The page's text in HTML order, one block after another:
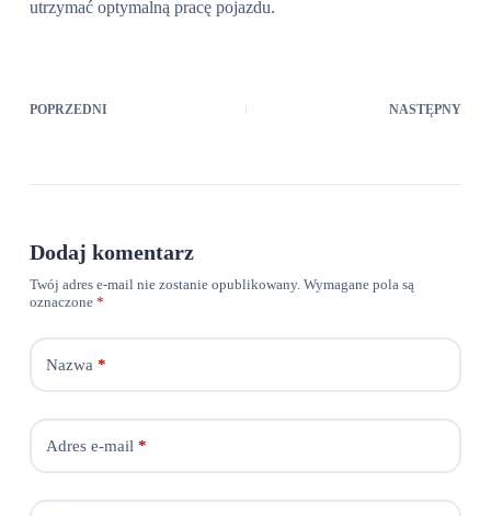
utrzymać optymalną pracę pojazdu.
POPRZEDNI NASTĘPNY
Dodaj komentarz
Twój adres e-mail nie zostanie opublikowany. Wymagane pola są
oznaczone *
Nazwa *
Adres e-mail *